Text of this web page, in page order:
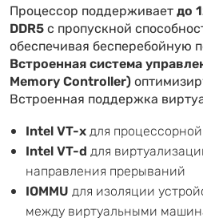
Процессор поддерживаетдо
DDR5с пропускной
обеспечивая бесперебойную
Встроенная система
Memory Controller)
Встроенная поддержка
Intel VT-xдля
Intel VT-d для
направления прерываний
IOMMU для изоляции
между виртуальными